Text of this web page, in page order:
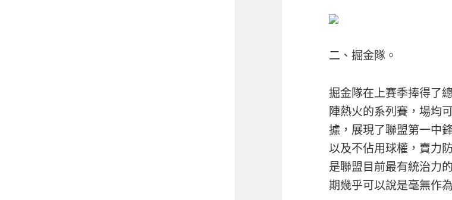
二、掘金隊。
掘金隊在上賽季捧得了
陣熱火的系列賽，場均
據，展現了聯盟第一中
以及不佔用球權，賣力
是聯盟目前最有統治力
期幾乎可以說是毫無作